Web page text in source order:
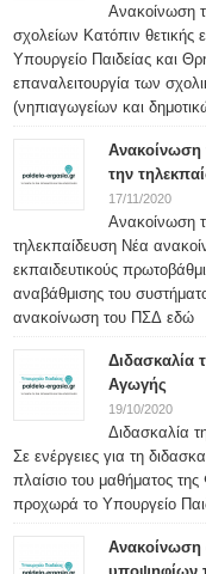
Ανακοίνωση
σχολείων Κατόπιν θετικής
Υπουργείο Παιδείας και
επαναλειτουργία των
(νηπιαγωγείων και
Ανακοίνωση
την
17/11/2020
Ανακοίνωση
τηλεκπαίδευση Νέα
εκπαιδευτικούς
αναβάθμισης του
ανακοίνωση του ΠΣΔ εδώ
Διδασκαλία
Αγωγής
19/10/2020
Διδασκαλία
Σε ενέργειες για τη
πλαίσιο του μαθήματος
προχωρά το Υπουργείο
Ανακοίνωση